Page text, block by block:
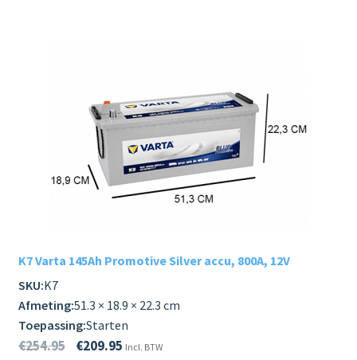
K7 Varta 145Ah Promotive Silver accu, 800A, 12V
SKU:K7
Afmeting:51.3 × 18.9 × 22.3 cm
Toepassing:Starten
€254.95 €209.95 Incl. BTW